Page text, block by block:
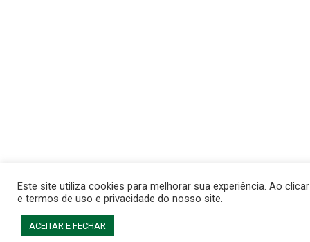
Este site utiliza cookies para melhorar sua experiência. Ao
e termos de uso e privacidade do nosso site.
ACEITAR E FECHAR